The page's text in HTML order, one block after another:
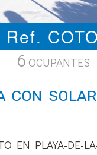
Ref.
6
CON
EN PLAYA-DE-